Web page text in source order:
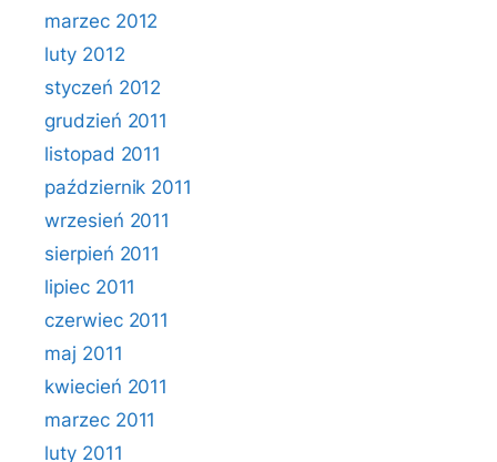
marzec 2012
luty 2012
styczeń 2012
grudzień 2011
listopad 2011
październik 2011
wrzesień 2011
sierpień 2011
lipiec 2011
czerwiec 2011
maj 2011
kwiecień 2011
marzec 2011
luty 2011